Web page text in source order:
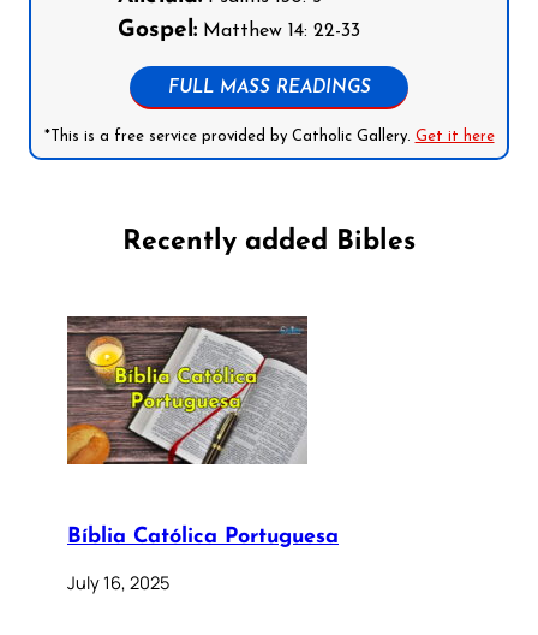
Gospel: Matthew 14: 22-33
FULL MASS READINGS
*This is a free service provided by Catholic Gallery. Get it here
Recently added Bibles
Bíblia Católica Portuguesa
July 16, 2025